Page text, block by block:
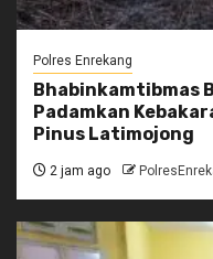
Polres Enrekang
Bhabinkamtibmas
Padamkan
Pinus Latimojong
2 jam ago